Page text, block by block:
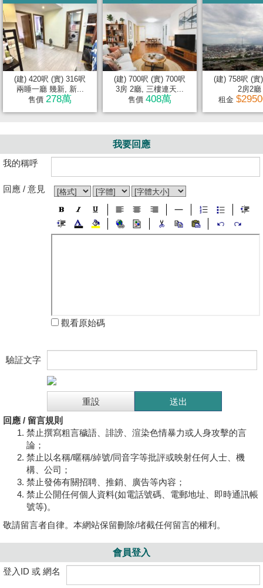
(建) 420呎 (實) 316呎
兩睡一廳 幾新, 新...
售價 278萬
(建) 700呎 (實) 700呎
3房 2廳, 三樓連天...
售價 408萬
(建) 758呎 (實
2房2廳
租金
我要回應
我的稱呼
回應 / 意見
觀看原始碼
驗証文字
回應 / 留言規則
禁止撰寫粗言穢語、誹謗、渲染色情暴力或人身攻擊的言
論；
禁止以名稱/暱稱/綽號/同音字等批評或映射任何人士、機
構、公司；
禁止發佈有關招聘、推銷、廣告等內容；
禁止公開任何個人資料(如電話號碼、電郵地址、即時通訊帳
號等)。
敬請留言者自律。本網站保留刪除/堵截任何留言的權利。
會員登入
登入ID 或 網名